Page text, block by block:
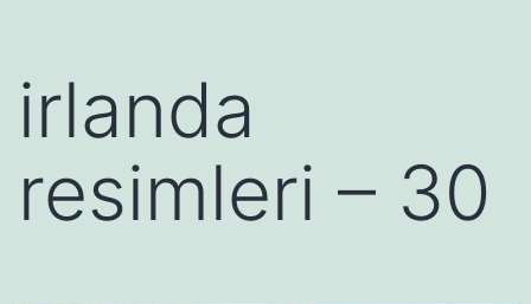
irlanda
resimleri – 30